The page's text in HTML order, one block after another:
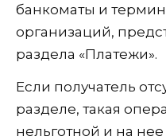
банкоматы и
организаций,
раздела «Платежи».
Если получатель
разделе, такая
нельготной и на